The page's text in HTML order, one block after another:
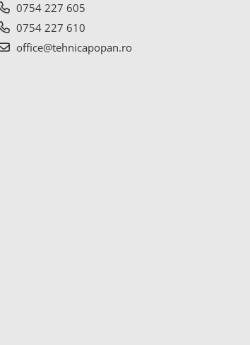
0754 227 605
0754 227 610
office@tehnicapopan.ro